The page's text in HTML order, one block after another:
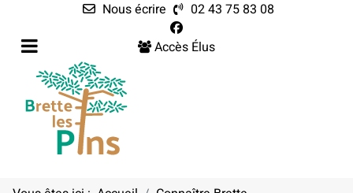
Nous écrire
02 43 75 83 08
Accès Élus